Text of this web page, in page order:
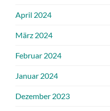
April 2024
März 2024
Februar 2024
Januar 2024
Dezember 2023